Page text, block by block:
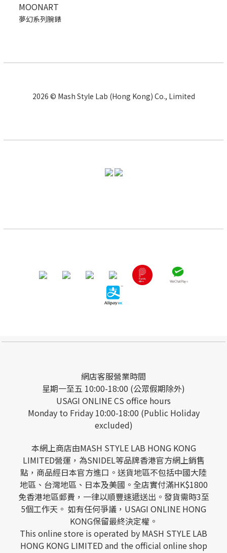
MOONART
夢幻系列腕錶
2026 © Mash Style Lab (Hong Kong) Co., Limited
網店客服營業時間
星期一至五 10:00-18:00 (公眾假期除外)
USAGI ONLINE CS office hours
Monday to Friday 10:00-18:00 (Public Holiday
excluded)
本網上商店由MASH STYLE LAB HONG KONG
LIMITED營運，為SNIDEL等品牌香港官方網上銷售
點，商品經日本官方進口。送貨地區不包括中國大陸
地區、台灣地區、日本及美國。全店實付滿HK$1800
免香港地區郵費，一律以順豐速遞送出。發貨需時3至
5個工作天。 如有任何爭議，USAGI ONLINE HONG
KONG保留最終決定權。
This online store is operated by MASH STYLE LAB
HONG KONG LIMITED and the official online shop